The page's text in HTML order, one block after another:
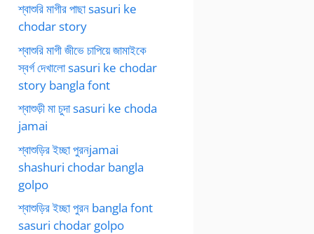
শ্বাশুরি মাগীর পাছা sasuri ke
chodar story
শ্বাশুরি মাগী জীভে চাপিয়ে জামাইকে
স্বর্গ দেখালো sasuri ke chodar
story bangla font
শ্বাশুড়ী মা চুদা sasuri ke choda
jamai
শ্বাশুড়ির ইচ্ছা পুরনjamai
shashuri chodar bangla
golpo
শ্বাশুড়ির ইচ্ছা পুরন bangla font
sasuri chodar golpo